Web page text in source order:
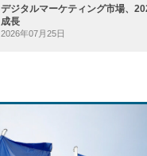
デジタルマーケティング市場、
成長
2026年07月25日